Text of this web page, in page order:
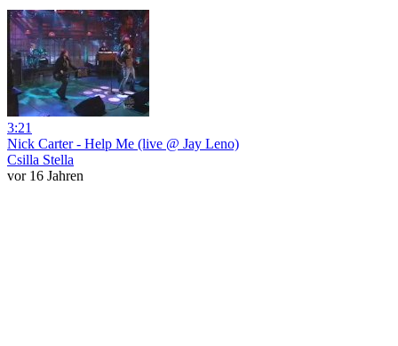
3:21
Nick Carter - Help Me (live @ Jay Leno)
Csilla Stella
vor 16 Jahren